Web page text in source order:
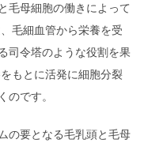
毛母細胞の働きによって
毛細血管から栄養を受
司令塔のような役割を果
もとに活発に細胞分裂
のです。
の要となる毛乳頭と毛母